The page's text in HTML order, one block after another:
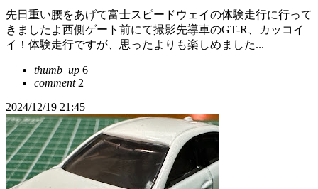
先日重い腰をあげて富士スピードウェイの体験走行に行って
きましたよ西側ゲート前にて撮影先導車のGT-R、カッコイ
イ！体験走行ですが、思ったよりも楽しめました...
thumb_up 6
comment2
2024/12/19 21:45